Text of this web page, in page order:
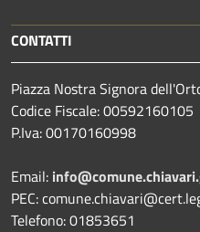
CONTATTI
Piazza Nostra Signora
Codice Fiscale: 00592160105
P.Iva: 00170160998
Email:
PEC:
Telefono: 01853651